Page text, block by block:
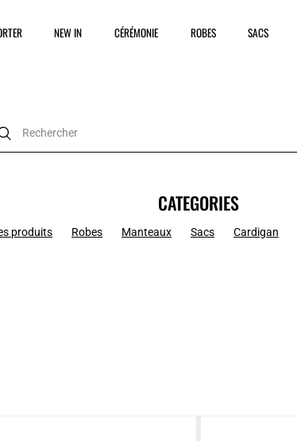
NEW IN CÉRÉMONIE ROBES SACS
CATEGORIES
produits Robes Manteaux Sacs Cardigan